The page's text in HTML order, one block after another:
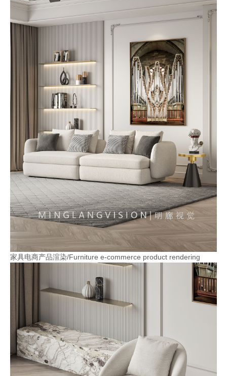
家具电商产品渲染/Furniture e-commerce product rendering